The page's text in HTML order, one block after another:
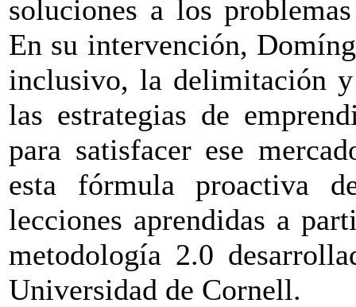
soluciones a los
En su intervención,
inclusivo, la delimitación y
las estrategias de
para satisfacer ese
esta fórmula proactiva
lecciones aprendidas a
metodología 2.0
Universidad de Cornell.